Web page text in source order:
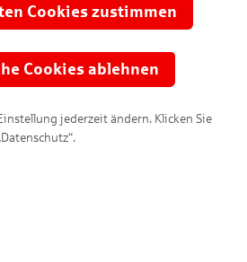
Cookies zustimmen
Cookies ablehnen
jederzeit ändern. Klicken Sie